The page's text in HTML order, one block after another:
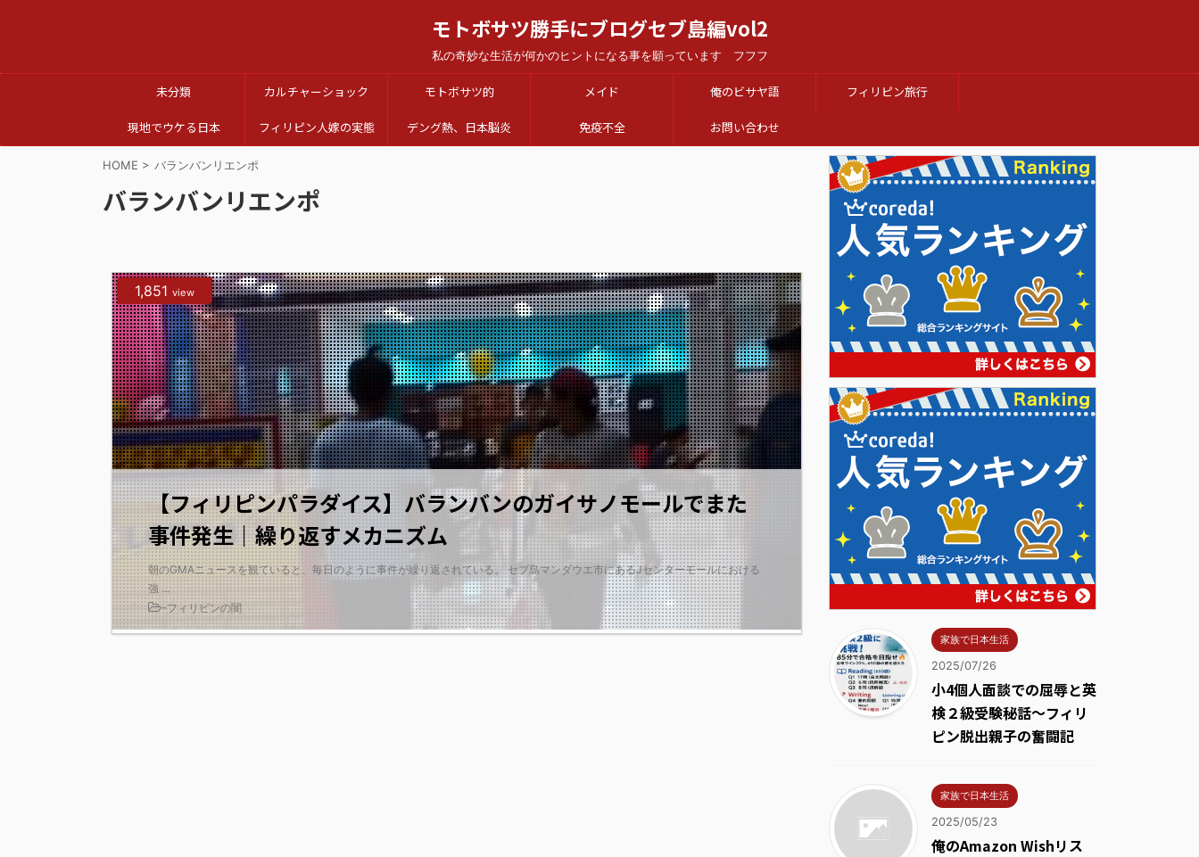
モトボサツ勝手にブログセブ島編vol2
私の奇妙な生活が何かのヒントになる事を願っています フフフ
未分類 カルチャーショック モトボサツ的 メイド 俺のビサヤ語 フィリピン旅行
現地でウケる日本 フィリピン人嫁の実態 デング熱、日本脳炎 免疫不全 お問い合わせ
HOME > バランバンリエンポ
バランバンリエンポ
2019/10/31
1,851 view
【フィリピンパラダイス】バランバンのガイサノモールでまた
事件発生｜繰り返すメカニズム
朝のGMAニュースを観ていると、毎日のように事件が繰り返されている。 セブ島マンダウエ市にあるJセンターモールにおける
強 ...
-フィリピンの闇
家族で日本生活
2025/07/26
小4個人面談での屈辱と英
検２級受験秘話～フィリ
ピン脱出親子の奮闘記
家族で日本生活
2025/05/23
俺のAmazon Wishリス